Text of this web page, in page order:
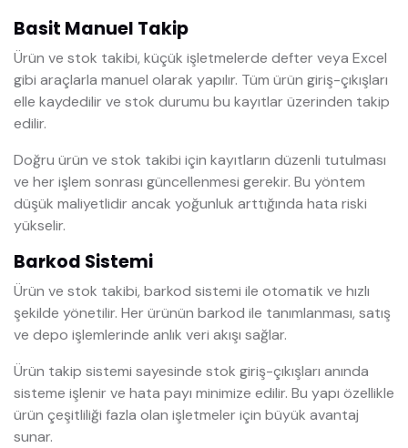
Basit Manuel Takip
Ürün ve stok takibi, küçük işletmelerde defter veya Excel
gibi araçlarla manuel olarak yapılır. Tüm ürün giriş-çıkışları
elle kaydedilir ve stok durumu bu kayıtlar üzerinden takip
edilir.
Doğru ürün ve stok takibi için kayıtların düzenli tutulması
ve her işlem sonrası güncellenmesi gerekir. Bu yöntem
düşük maliyetlidir ancak yoğunluk arttığında hata riski
yükselir.
Barkod Sistemi
Ürün ve stok takibi, barkod sistemi ile otomatik ve hızlı
şekilde yönetilir. Her ürünün barkod ile tanımlanması, satış
ve depo işlemlerinde anlık veri akışı sağlar.
Ürün takip sistemi sayesinde stok giriş-çıkışları anında
sisteme işlenir ve hata payı minimize edilir. Bu yapı özellikle
ürün çeşitliliği fazla olan işletmeler için büyük avantaj
sunar.